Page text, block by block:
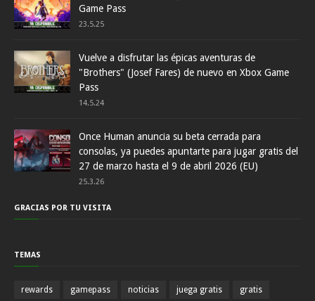
Game Pass
23.5.25
Vuelve a disfrutar las épicas aventuras de
"Brothers" (Josef Fares) de nuevo en Xbox Game
Pass
14.5.24
Once Human anuncia su beta cerrada para
consolas, ya puedes apuntarte para jugar gratis del
27 de marzo hasta el 9 de abril 2026 (EU)
25.3.26
GRACIAS POR TU VISITA
TEMAS
rewards gamepass noticias juega gratis gratis